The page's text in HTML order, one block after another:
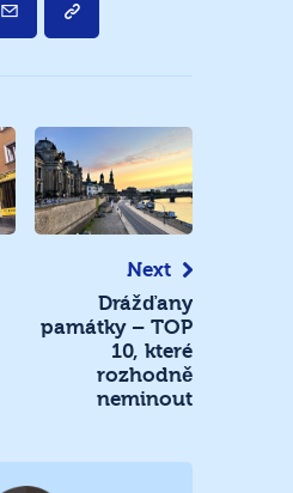
Next
Drážďany
památky – TOP
10, které
rozhodně
neminout